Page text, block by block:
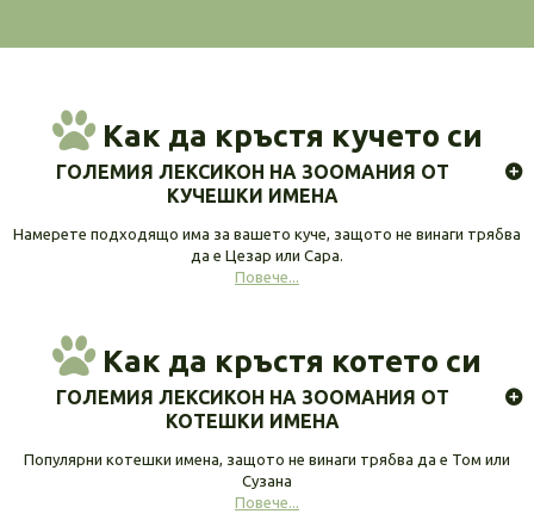
Как да кръстя кучето си
ГОЛЕМИЯ ЛЕКСИКОН НА ЗООМАНИЯ ОТ
КУЧЕШКИ ИМЕНА
Намерете подходящо има за вашето куче, защото не винаги трябва
да е Цезар или Сара.
Повече...
Как да кръстя котето си
ГОЛЕМИЯ ЛЕКСИКОН НА ЗООМАНИЯ ОТ
КОТЕШКИ ИМЕНА
Популярни котешки имена, защото не винаги трябва да е Том или
Сузана
Повече...